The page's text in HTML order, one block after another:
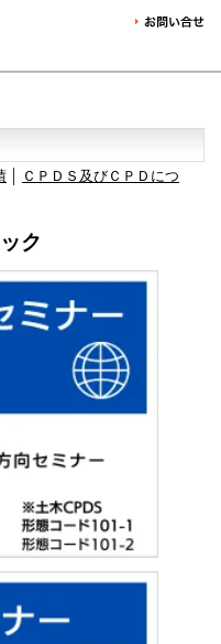
ＣＰＤＳ及びＣＰＤにつ
ク